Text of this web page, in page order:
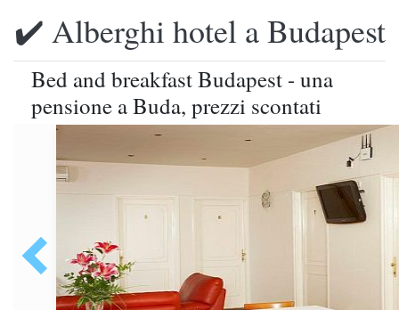
✔️ Alberghi hotel a Budapest
Bed and breakfast Budapest - una
pensione a Buda, prezzi scontati